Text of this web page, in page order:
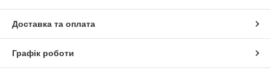
Доставка та оплата
Графік роботи